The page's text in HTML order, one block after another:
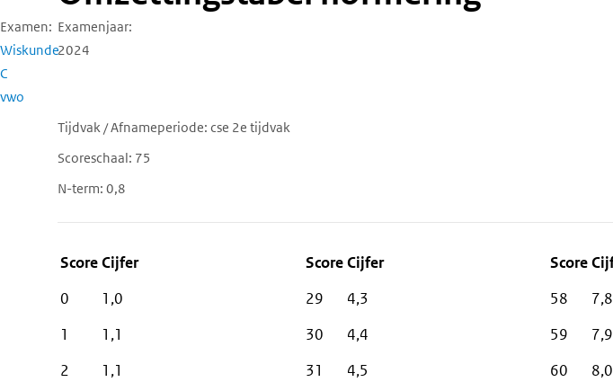
Examen
Wiskunde
C
vwo
Examenjaar
2024
Tijdvak / Afnameperiode cse 2e tijdvak
Scoreschaal 75
N-term 0,8
ScoreCijfer
0
1,0
1
1,1
2
1,1
29
4,3
30
4,4
31
4,5
58
7,8
59
7,9
60
8,0